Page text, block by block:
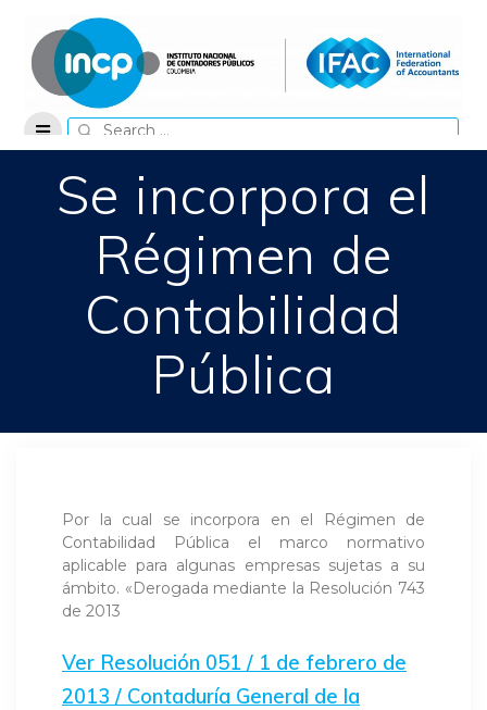
content
Search
for:
Se incorpora el
Régimen de
Contabilidad
Pública
Por la cual se incorpora en el Régimen de
Contabilidad Pública el marco normativo
aplicable para algunas empresas sujetas a su
ámbito. «Derogada mediante la Resolución 743
de 2013
Ver Resolución 051 / 1 de febrero de
2013 / Contaduría General de la